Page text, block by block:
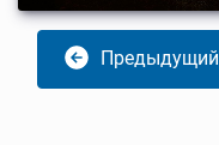
Предыдущий